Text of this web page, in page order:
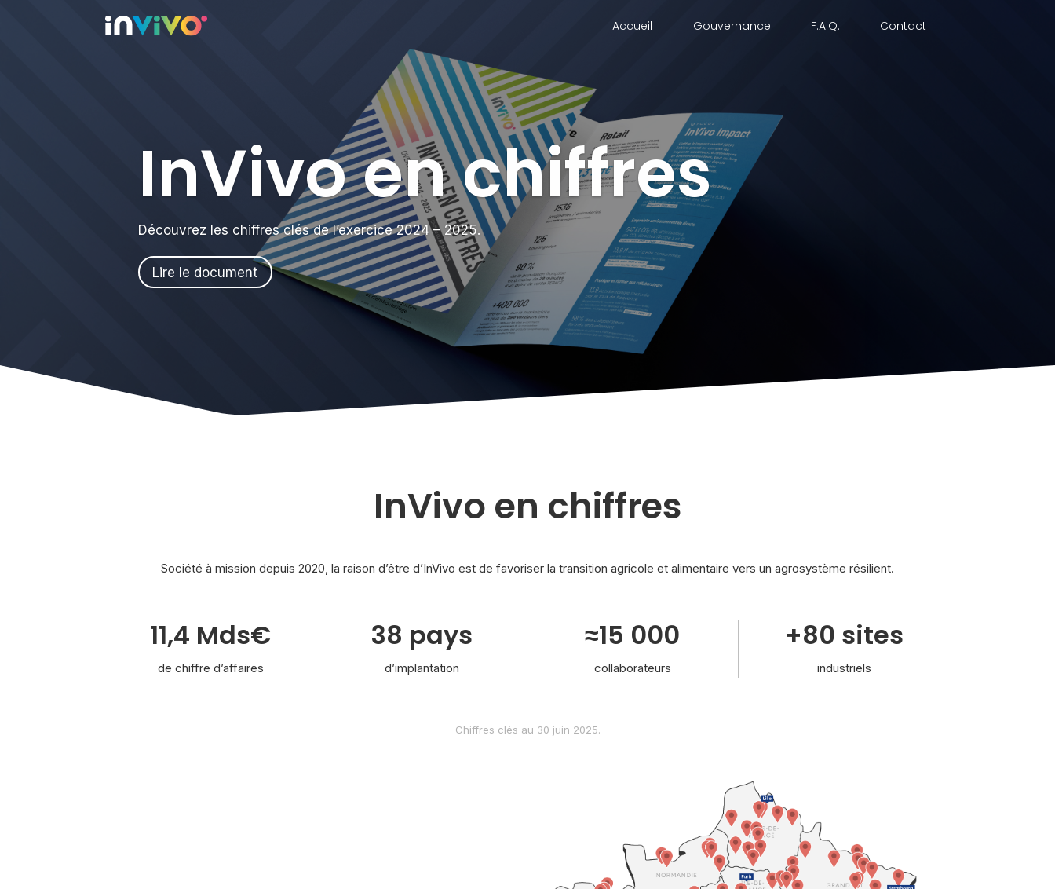
Accueil Gouvernance F.A.Q. Contact
InVivo en chiffres
Découvrez les chiffres clés de l’exercice 2024 – 2025.
Lire le document
InVivo en chiffres
Société à mission depuis 2020, la raison d’être d’InVivo est de favoriser la transition agricole et alimentaire vers un agrosystème résilient.
11,4 Mds€
de chiffre d’affaires
38 pays
d’implantation
≈15 000
collaborateurs
+80 sites
industriels
Chiffres clés au 30 juin 2025.